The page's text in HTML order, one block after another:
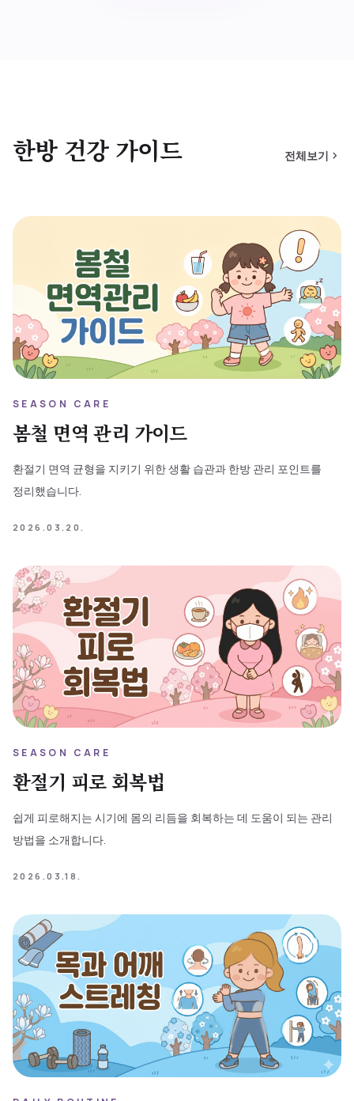
한방 건강 가이드 전체보기 chevron_right
SEASON CARE
봄철 면역 관리 가이드
환절기 면역 균형을 지키기 위한 생활 습관과 한방 관리 포인트를
정리했습니다.
2026.03.20.
SEASON CARE
환절기 피로 회복법
쉽게 피로해지는 시기에 몸의 리듬을 회복하는 데 도움이 되는 관리
방법을 소개합니다.
2026.03.18.